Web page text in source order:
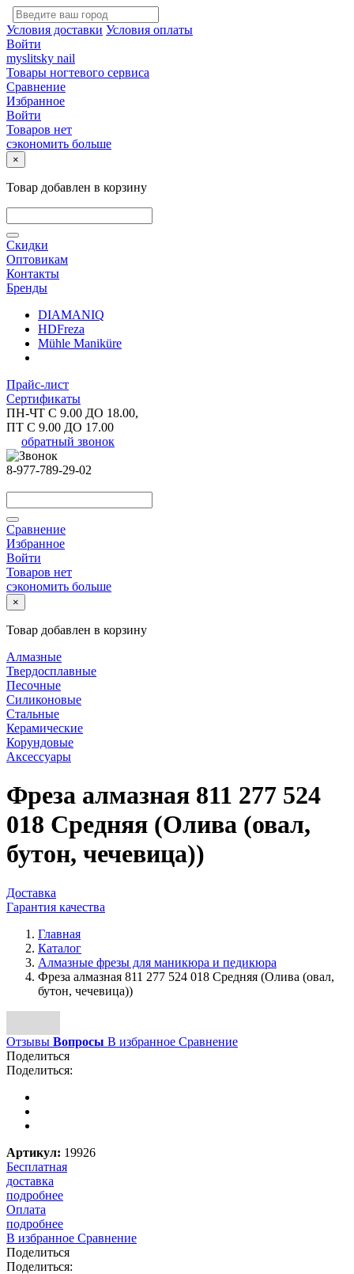
Условия доставки Условия оплаты
Войти
myslitsky nail
Товары ногтевого сервиса
Сравнение
Избранное
Войти
Товаров нет
сэкономить больше
×
Товар добавлен в корзину
Скидки
Оптовикам
Контакты
Бренды
DIAMANIQ
HDFreza
Mühle Maniküre
Прайс-лист
Сертификаты
ПН-ЧТ С 9.00 ДО 18.00,
ПТ С 9.00 ДО 17.00
обратный звонок
8-977-789-29-02
Сравнение
Избранное
Войти
Товаров нет
сэкономить больше
×
Товар добавлен в корзину
Алмазные
Твердосплавные
Песочные
Силиконовые
Стальные
Керамические
Корундовые
Аксессуары
Фреза алмазная 811 277 524
018 Средняя (Олива (овал,
бутон, чечевица))
Доставка
Гарантия качества
Главная
Каталог
Алмазные фрезы для маникюра и педикюра
Фреза алмазная 811 277 524 018 Средняя (Олива (овал,
бутон, чечевица))
Отзывы Вопросы В избранное Сравнение
Поделиться
Поделиться:
Артикул: 19926
Бесплатная
доставка
подробнее
Оплата
подробнее
В избранное Сравнение
Поделиться
Поделиться: